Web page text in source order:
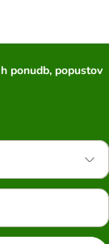
ponudb, popustov